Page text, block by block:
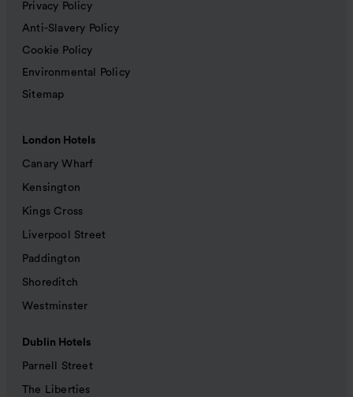
Privacy Policy
Anti-Slavery Policy
Cookie Policy
Environmental Policy
Sitemap
London Hotels
Canary Wharf
Kensington
Kings Cross
Liverpool Street
Paddington
Shoreditch
Westminster
Dublin Hotels
Parnell Street
The Liberties